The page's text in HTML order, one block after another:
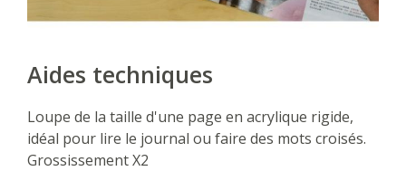
Aides techniques
Loupe de la taille d'une page en acrylique rigide,
idéal pour lire le journal ou faire des mots croisés.
Grossissement X2